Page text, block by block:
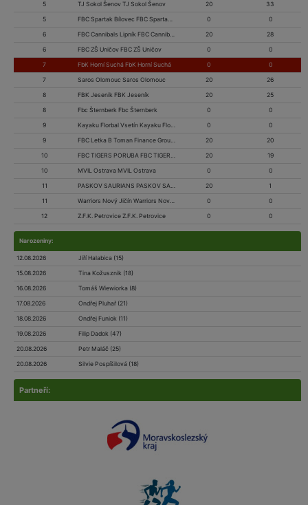
5 TJ Sokol Šenov TJ Sokol Šenov 20 33
5 FBC Spartak Bílovec FBC Spartak Bílovec 0 0
6 FBC Cannibals Lipník FBC Cannibals Lipník 20 28
6 FBC ZŠ Uničov FBC ZŠ Uničov 0 0
7 FbK Horní Suchá FbK Horní Suchá 0 0
7 Saros Olomouc Saros Olomouc 20 26
8 FBK Jeseník FBK Jeseník 20 25
8 Fbc Šternberk Fbc Šternberk 0 0
9 Kayaku Florbal Vsetín Kayaku Florbal Vsetín 0 0
9 FBC Letka B Toman Finance Group FBC Letka B Toman Finance Group 20 20
10 FBC TIGERS PORUBA FBC TIGERS PORUBA 20 19
10 MVIL Ostrava MVIL Ostrava 0 0
11 PASKOV SAURIANS PASKOV SAURIANS 20 1
11 Warriors Nový Jičín Warriors Nový Jičín 0 0
12 Z.F.K. Petrovice Z.F.K. Petrovice 0 0
Narozeniny:
12.08.2026 Jiří Halabica (15)
15.08.2026 Tina Kožusznik (18)
16.08.2026 Tomáš Wiewiorka (8)
17.08.2026 Ondřej Pluhař (21)
18.08.2026 Ondřej Funiok (11)
19.08.2026 Filip Dadok (47)
20.08.2026 Petr Maláč (25)
20.08.2026 Silvie Pospíšilová (18)
Partneří: